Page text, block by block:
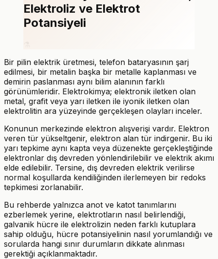
Elektroliz ve Elektrot
Potansiyeli
Bir pilin elektrik üretmesi, telefon bataryasının şarj
edilmesi, bir metalin başka bir metalle kaplanması ve
demirin paslanması aynı bilim alanının farklı
görünümleridir. Elektrokimya; elektronik iletken olan
metal, grafit veya yarı iletken ile iyonik iletken olan
elektrolitin ara yüzeyinde gerçekleşen olayları inceler.
Konunun merkezinde elektron alışverişi vardır. Elektron
veren tür yükseltgenir, elektron alan tür indirgenir. Bu iki
yarı tepkime aynı kapta veya düzenekte gerçekleştiğinde
elektronlar dış devreden yönlendirilebilir ve elektrik akımı
elde edilebilir. Tersine, dış devreden elektrik verilirse
normal koşullarda kendiliğinden ilerlemeyen bir redoks
tepkimesi zorlanabilir.
Bu rehberde yalnızca anot ve katot tanımlarını
ezberlemek yerine, elektrotların nasıl belirlendiği,
galvanik hücre ile elektrolizin neden farklı kutuplara
sahip olduğu, hücre potansiyelinin nasıl yorumlandığı ve
sorularda hangi sınır durumların dikkate alınması
gerektiği açıklanmaktadır.